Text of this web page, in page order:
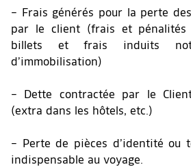
– Frais générés pour la perte
par le client (frais et pénalités
billets et frais induits
d’immobilisation)
– Dette contractée par le
(extra dans les hôtels, etc.)
– Perte de pièces d’identité ou
indispensable au voyage.